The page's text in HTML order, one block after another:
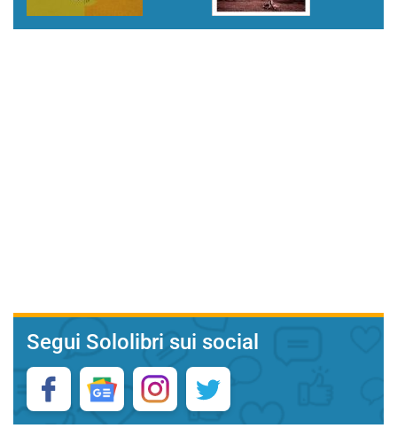
Segui Sololibri sui social